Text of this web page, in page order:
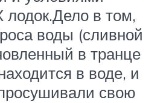
в том,
воды (сливной
в транце
в воде, и
свою